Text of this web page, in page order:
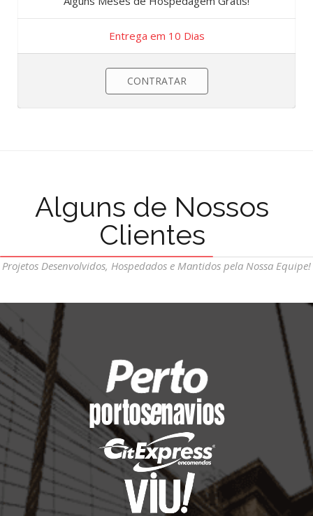
Entrega em 10 Dias
CONTRATAR
Alguns de Nossos
Clientes
Projetos Desenvolvidos, Hospedados e Mantidos pela Nossa Equipe!